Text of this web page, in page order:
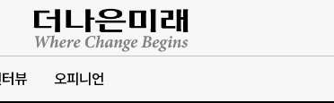
뷰 오피니언